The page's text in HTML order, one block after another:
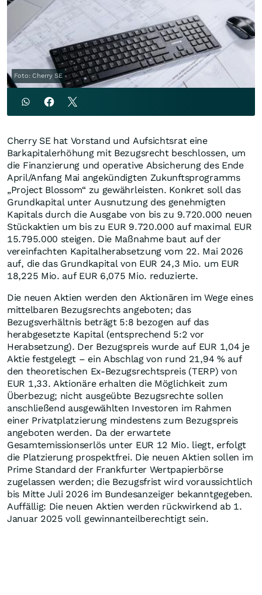
Foto: Cherry SE
Cherry SE hat Vorstand und Aufsichtsrat eine
Barkapitalerhöhung mit Bezugsrecht beschlossen, um
die Finanzierung und operative Absicherung des Ende
April/Anfang Mai angekündigten Zukunftsprogramms
„Project Blossom“ zu gewährleisten. Konkret soll das
Grundkapital unter Ausnutzung des genehmigten
Kapitals durch die Ausgabe von bis zu 9.720.000 neuen
Stückaktien um bis zu EUR 9.720.000 auf maximal EUR
15.795.000 steigen. Die Maßnahme baut auf der
vereinfachten Kapitalherabsetzung vom 22. Mai 2026
auf, die das Grundkapital von EUR 24,3 Mio. um EUR
18,225 Mio. auf EUR 6,075 Mio. reduzierte.
Die neuen Aktien werden den Aktionären im Wege eines
mittelbaren Bezugsrechts angeboten; das
Bezugsverhältnis beträgt 5:8 bezogen auf das
herabgesetzte Kapital (entsprechend 5:2 vor
Herabsetzung). Der Bezugspreis wurde auf EUR 1,04 je
Aktie festgelegt – ein Abschlag von rund 21,94 % auf
den theoretischen Ex-Bezugsrechtspreis (TERP) von
EUR 1,33. Aktionäre erhalten die Möglichkeit zum
Überbezug; nicht ausgeübte Bezugsrechte sollen
anschließend ausgewählten Investoren im Rahmen
einer Privatplatzierung mindestens zum Bezugspreis
angeboten werden. Da der erwartete
Gesamtemissionserlös unter EUR 12 Mio. liegt, erfolgt
die Platzierung prospektfrei. Die neuen Aktien sollen im
Prime Standard der Frankfurter Wertpapierbörse
zugelassen werden; die Bezugsfrist wird voraussichtlich
bis Mitte Juli 2026 im Bundesanzeiger bekanntgegeben.
Auffällig: Die neuen Aktien werden rückwirkend ab 1.
Januar 2025 voll gewinnanteilberechtigt sein.